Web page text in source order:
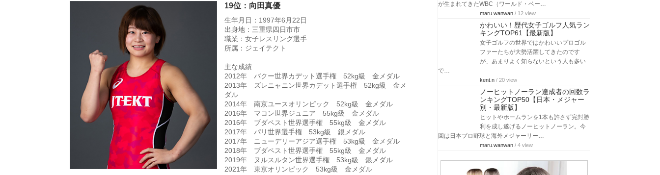
19位：向田真優
生年月日：1997年6月22日
出身地：三重県四日市市
職業：女子レスリング選手
所属：ジェイテクト
主な成績
2012年 バクー世界カデット選手権 52kg級 金メダル
2013年 ズレニャニン世界カデット選手権 52kg級 金メ
ダル
2014年 南京ユースオリンピック 52kg級 金メダル
2016年 マコン世界ジュニア 55kg級 金メダル
2016年 ブダペスト世界選手権 55kg級 金メダル
2017年 パリ世界選手権 53kg級 銀メダル
2017年 ニューデリーアジア選手権 53kg級 金メダル
2018年 ブダペスト世界選手権 55kg級 金メダル
2019年 ヌルスルタン世界選手権 53kg級 銀メダル
2021年 東京オリンピック 53kg級 金メダル
が生まれてきたWBC（ワールド・ベー…
maru.wanwan / 12 view
かわいい！歴代女子ゴルフ人気ラン
キングTOP61【最新版】
女子ゴルフの世界ではかわいいプロゴル
ファーたちが大勢活躍してきたのです
が、あまりよく知らないという人も多い
で…
kent.n / 20 view
ノーヒットノーラン達成者の回数ラ
ンキングTOP50【日本・メジャー
別・最新版】
ヒットやホームランを1本も許さず完封勝
利を成し遂げるノーヒットノーラン。今
回は日本プロ野球と海外メジャーリー…
maru.wanwan / 4 view